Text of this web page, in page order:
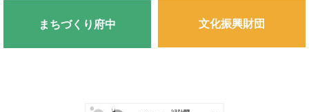
まちづくり府中 文化振興財団